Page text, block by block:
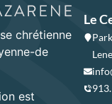
chrétienne
de
est
Le